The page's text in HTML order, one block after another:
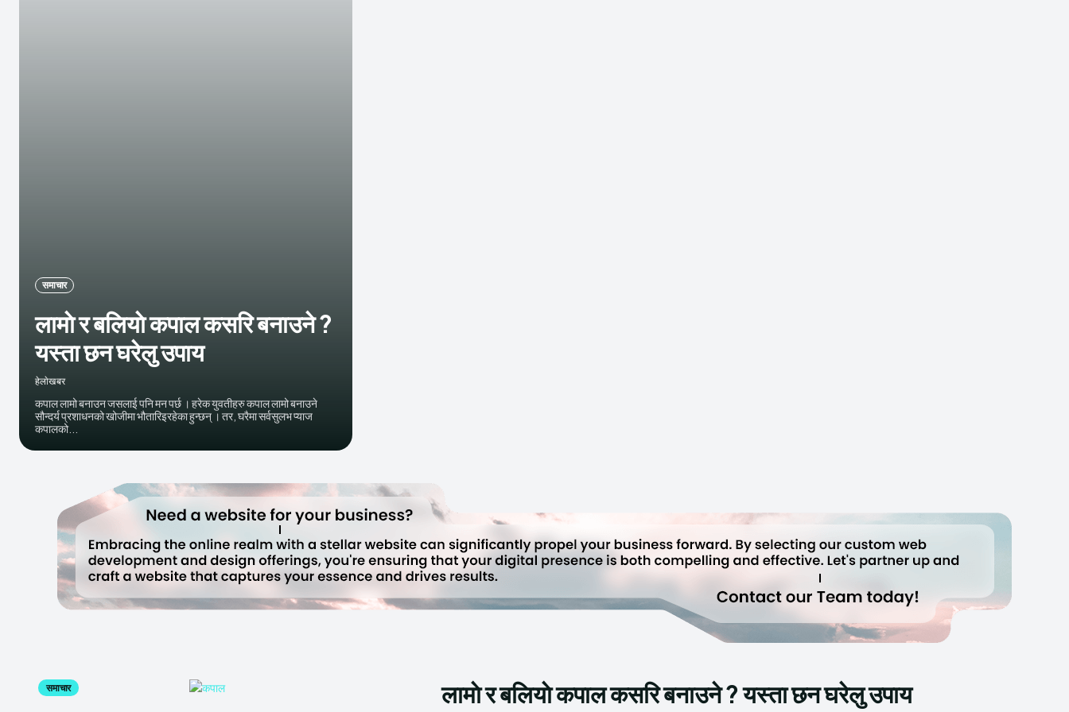
समाचार
लामाे र बलियाे कपाल कसरि बनाउने ?
यस्ता छन घरेलु उपाय
हेलाेखबर
कपाल लामो बनाउन जसलाई पनि मन पर्छ । हरेक युवतीहरु कपाल लामो बनाउने
सौन्दर्य प्रशाधनको खोजीमा भौतारिइरहेका हुन्छन् । तर, घरैमा सर्वसुलभ प्याज
कपालको...
समाचार लामाे र बलियाे कपाल कसरि बनाउने ? यस्ता छन घरेलु उपाय